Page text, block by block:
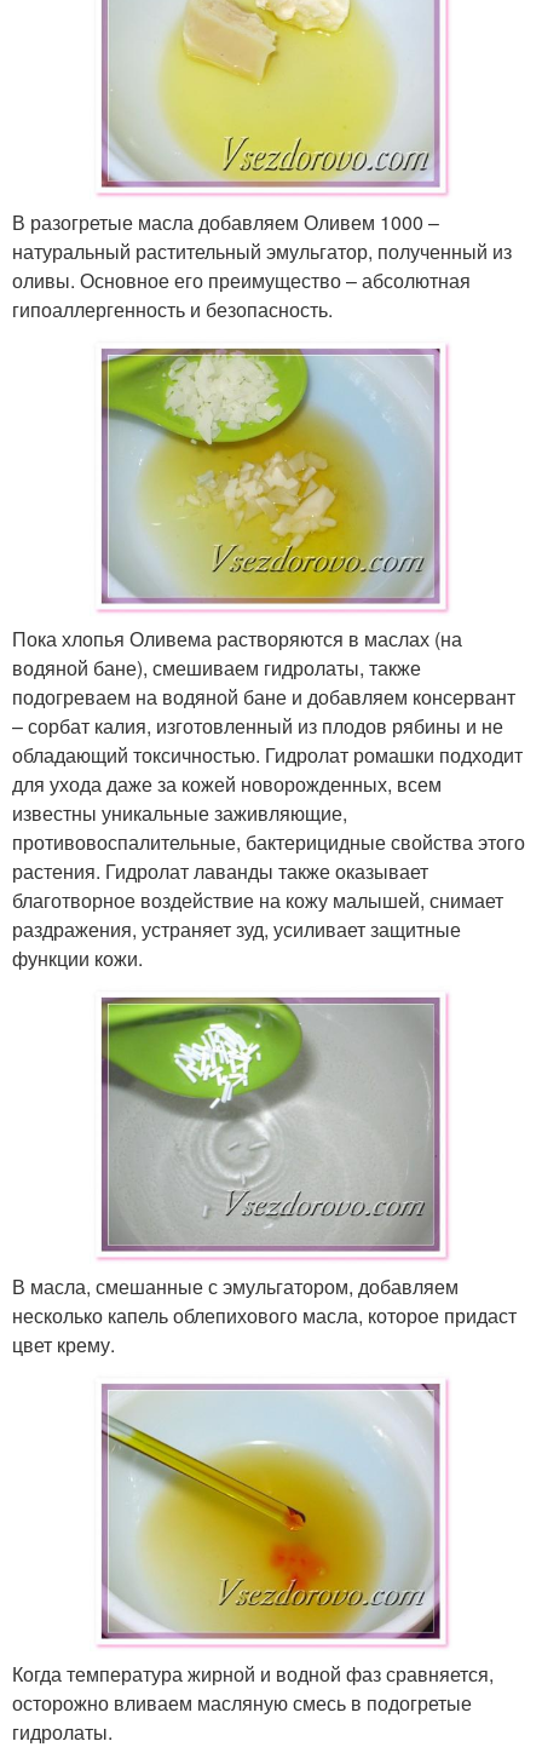
В разогретые масла добавляем Оливем 1000 –
натуральный растительный эмульгатор, полученный из
оливы. Основное его преимущество – абсолютная
гипоаллергенность и безопасность.
Пока хлопья Оливема растворяются в маслах (на
водяной бане), смешиваем гидролаты, также
подогреваем на водяной бане и добавляем консервант
– сорбат калия, изготовленный из плодов рябины и не
обладающий токсичностью. Гидролат ромашки подходит
для ухода даже за кожей новорожденных, всем
известны уникальные заживляющие,
противовоспалительные, бактерицидные свойства этого
растения. Гидролат лаванды также оказывает
благотворное воздействие на кожу малышей, снимает
раздражения, устраняет зуд, усиливает защитные
функции кожи.
В масла, смешанные с эмульгатором, добавляем
несколько капель облепихового масла, которое придаст
цвет крему.
Когда температура жирной и водной фаз сравняется,
осторожно вливаем масляную смесь в подогретые
гидролаты.